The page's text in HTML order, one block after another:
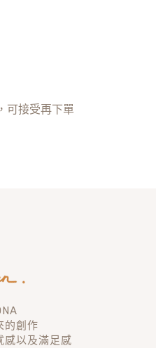
可接受再下單
的創作
感以及滿足感